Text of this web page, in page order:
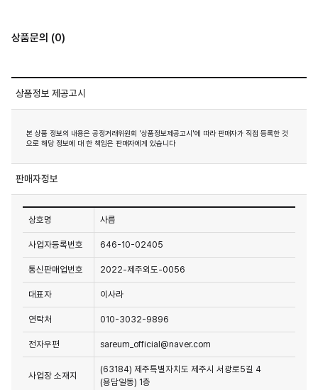
상품문의 (0)
상품정보 제공고시
본 상품 정보의 내용은 공정거래위원회 '상품정보제공고시'에 따라 판매자가 직접 등록한 것
으로 해당 정보에 대 한 책임은 판매자에게 있습니다
판매자정보
상호명 사름
사업자등록번호 646-10-02405
통신판매업번호 2022-제주외도-0056
대표자 이사라
연락처 010-3032-9896
전자우편 sareum_official@naver.com
사업장 소재지
(63184) 제주특별자치도 제주시 서광로5길 4
(용담일동) 1층